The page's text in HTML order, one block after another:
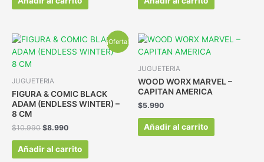
¡Oferta!
JUGUETERIA
FIGURA & COMIC BLACK
ADAM (ENDLESS WINTER) –
8 CM
$10.990 $8.990
Añadir al carrito
JUGUETERIA
WOOD WORX MARVEL –
CAPITAN AMERICA
$5.990
Añadir al carrito